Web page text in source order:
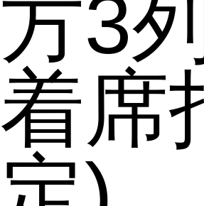
方3
着席